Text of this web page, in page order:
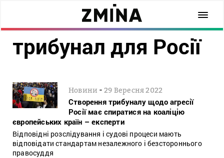
трибунал для Росії
Новини -29 Вересня 2022
Створення трибуналу щодо агресії
Росії має спиратися на коаліцію
європейських країн – експерти
Відповідні розслідування і судові процеси мають
відповідати стандартам незалежного і безстороннього
правосуддя